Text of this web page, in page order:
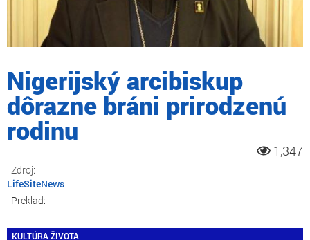
Nigerijský arcibiskup
dôrazne bráni prirodzenú
rodinu
1,347
LifeSiteNews
KULTÚRA ŽIVOTA